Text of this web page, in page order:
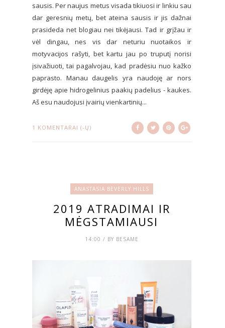
sausis. Per naujus metus visada tikiuosi ir linkiu sau
dar geresnių metų, bet ateina sausis ir jis dažnai
prasideda net blogiau nei tikėjausi. Tad ir grįžau ir
vėl dingau, nes vis dar neturiu nuotaikos ir
motyvacijos rašyti, bet kartu jau po truputį norisi
įsivažiuoti, tai pagalvojau, kad pradėsiu nuo kažko
paprasto. Manau daugelis yra naudoję ar nors
girdėję apie hidrogelinius paakių padelius - kaukes.
Aš esu naudojusi įvairių vienkartinių...
1 KOMENTARAI (-Ų)
ANASTASIA BEVERLY HILLS
2019 ATRADIMAI IR
MĖGSTAMIAUSI
14:00 / BY BESAME